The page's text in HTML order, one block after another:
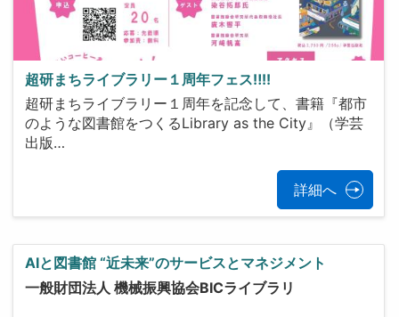
超研まちライブラリー１周年フェス‼!!
超研まちライブラリー１周年を記念して、書籍『都市
のような図書館をつくるLibrary as the City』（学芸
出版…
詳細へ
AIと図書館 “近未来”のサービスとマネジメント
一般財団法人 機械振興協会BICライブラリ